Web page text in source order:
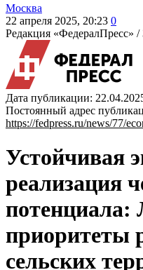
Москва
22 апреля 2025, 20:23 0
Редакция «ФедералПресс» /
Дата публикации:
Постоянный адрес
https://fedpress.ru/news/77/
Устойчивая
реализация
потенциала:
приоритеты
сельских